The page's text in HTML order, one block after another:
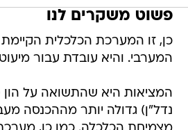
פשוט משקרים לנו
כן, זו המערכת הכלכלית הקיימת
המערבי. והיא עובדת עבור מיעוט
המציאות היא שהתשואה על הון
נדל"ן) גדולה יותר מההכנסה